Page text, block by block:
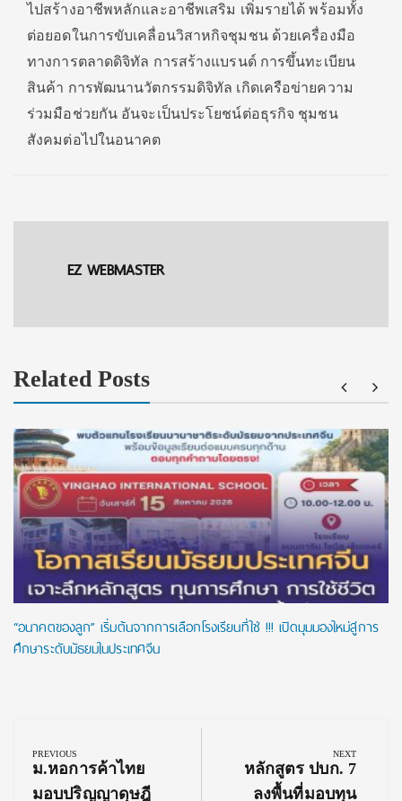
ไปสร้างอาชีพหลักและอาชีพเสริม เพิ่มรายได้ พร้อมทั้ง
ต่อยอดในการขับเคลื่อนวิสาหกิจชุมชน ด้วยเครื่องมือ
ทางการตลาดดิจิทัล การสร้างแบรนด์ การขึ้นทะเบียน
สินค้า การพัฒนานวัตกรรมดิจิทัล เกิดเครือข่ายความ
ร่วมมือช่วยกัน อันจะเป็นประโยชน์ต่อธุรกิจ ชุมชน
สังคมต่อไปในอนาคต
EZ WEBMASTER
Related Posts
“อนาคตของลูก” เริ่มต้นจากการเลือกโรงเรียนที่ใช่ !!! เปิดมุมมองใหม่สู่การ
ศึกษาระดับมัธยมในประเทศจีน
navigation
PREVIOUS
Previous
Post:
ม.หอการค้าไทย
มอบปริญญาดุษฎี
NEXT
Next
Post:
หลักสูตร ปบก. 7
ลงพื้นที่มอบทุน